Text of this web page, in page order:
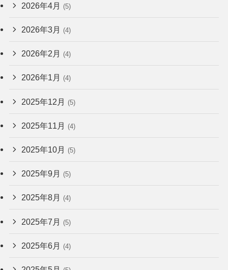
2026年4月 (5)
2026年3月 (4)
2026年2月 (4)
2026年1月 (4)
2025年12月 (5)
2025年11月 (4)
2025年10月 (5)
2025年9月 (5)
2025年8月 (4)
2025年7月 (5)
2025年6月 (4)